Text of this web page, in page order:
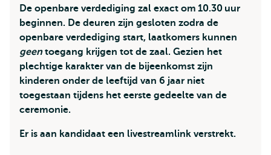
De openbare verdediging zal exact om 10.30 uur
beginnen. De deuren zijn gesloten zodra de
openbare verdediging start, laatkomers kunnen
geentoegang krijgen tot de zaal. Gezien het
plechtige karakter van de bijeenkomst zijn
kinderen onder de leeftijd van 6 jaar niet
toegestaan tijdens het eerste gedeelte van de
ceremonie.
Er is aan kandidaat een livestreamlink verstrekt.